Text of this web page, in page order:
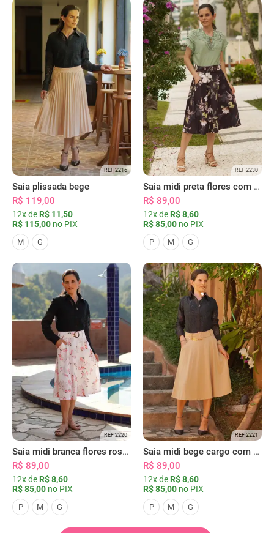
REF 2216
Saia plissada bege
R$ 119,00
12x de R$ 11,50
R$ 115,00 no PIX
M G
REF 2230
Saia midi preta flores com bolsos
R$ 89,00
12x de R$ 8,60
R$ 85,00 no PIX
P M G
REF 2220
Saia midi branca flores rosas com bolsos
R$ 89,00
12x de R$ 8,60
R$ 85,00 no PIX
P M G
REF 2221
Saia midi bege cargo com bolsos
R$ 89,00
12x de R$ 8,60
R$ 85,00 no PIX
P M G